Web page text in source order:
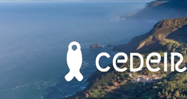
Skip
Skip
Skip